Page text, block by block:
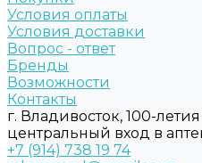
Условия оплаты
Условия доставки
Вопрос - ответ
Бренды
Возможности
Контакты
г. Владивосток, 100-
центральный вход в
+7 (914) 738 19 74